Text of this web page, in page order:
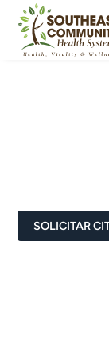
SOLICITAR